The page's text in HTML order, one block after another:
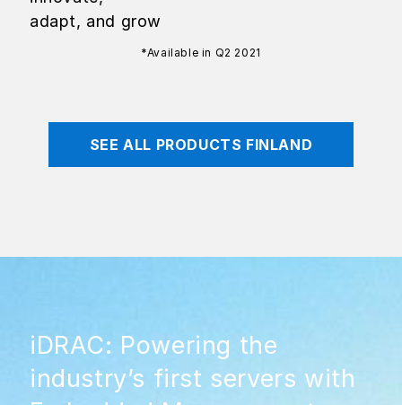
adapt, and grow
*Available in Q2 2021
SEE ALL PRODUCTS FINLAND
iDRAC: Powering the
industry’s first servers with